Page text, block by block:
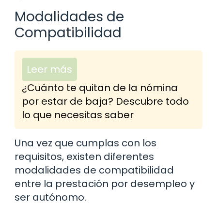
Modalidades de
Compatibilidad
Leer más
¿Cuánto te quitan de la nómina
por estar de baja? Descubre todo
lo que necesitas saber
Una vez que cumplas con los
requisitos, existen diferentes
modalidades de compatibilidad
entre la prestación por desempleo y
ser autónomo.